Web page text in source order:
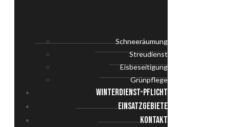
Schneeräumung
Streudienst
Eisbeseitigung
Grünpflege
WINTERDIENST-PFLICHT
EINSATZGEBIETE
KONTAKT